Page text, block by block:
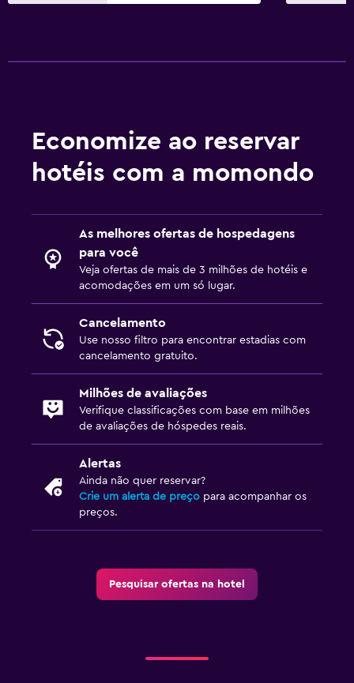
Economize ao reservar
hotéis com a momondo
As melhores ofertas de hospedagens
para você
Veja ofertas de mais de 3 milhões de hotéis e
acomodações em um só lugar.
Cancelamento
Use nosso filtro para encontrar estadias com
cancelamento gratuito.
Milhões de avaliações
Verifique classificações com base em milhões
de avaliações de hóspedes reais.
Alertas
Ainda não quer reservar?
Crie um alerta de preço para acompanhar os
preços.
Pesquisar ofertas na hotel